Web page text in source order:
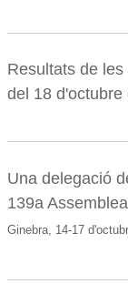
Resultats de
del 18 d'octubre
Una delegació
139a
Ginebra, 14-17